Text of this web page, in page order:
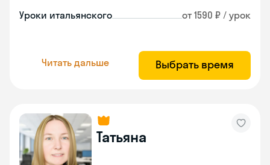
Уроки итальянского от 1590 ₽ / урок
Читать дальше Выбрать время
Татьяна